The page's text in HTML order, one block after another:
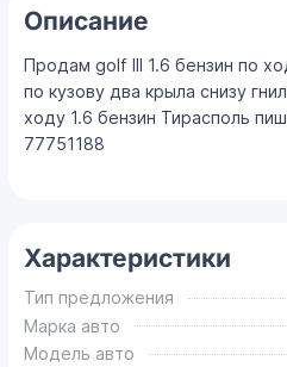
Описание
Продам golf III 1.6 бензин по
по кузову два крыла снизу
ходу 1.6 бензин Тирасполь
77751188
Характеристики
Тип предложения
Марка авто
Модель авто